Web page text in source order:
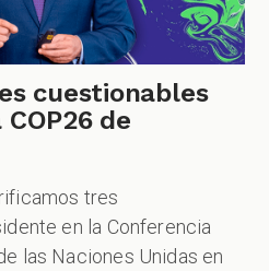
cuestionables
de
tres
en la Conferencia
las Naciones Unidas en